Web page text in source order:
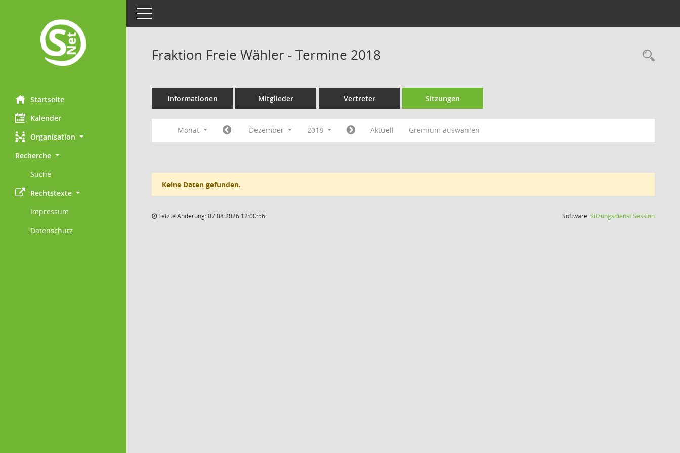
Startseite
Kalender
Organisation
Recherche
Suche
Rechtstexte
Impressum
Datenschutz
Toggle navigation
Fraktion Freie Wähler - Termine 2018
Informationen Mitglieder Vertreter Sitzungen
Monat Dezember 2018 Aktuell Gremium auswählen
Keine Daten gefunden.
Letzte Änderung: 07.08.2026 12:00:56 Software:SitzungsdienstSession(Wird in